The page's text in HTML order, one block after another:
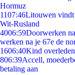
Hormuz
1107:46Litouwen vindt
Wit-Rusland
4006:59Doorwerken
werken na je 67e de
1606:40Kind
806:39Accell,
betaling aan